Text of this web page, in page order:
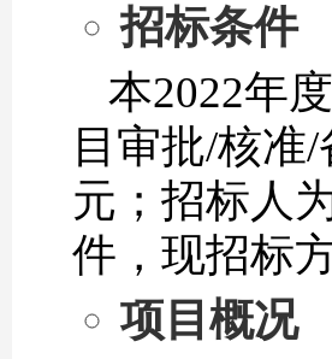
招标条件
本2022年
目审批/核准
元；招标人
件，现招标
项目概况